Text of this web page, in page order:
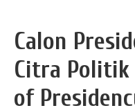
Calon
Citra Politik
of